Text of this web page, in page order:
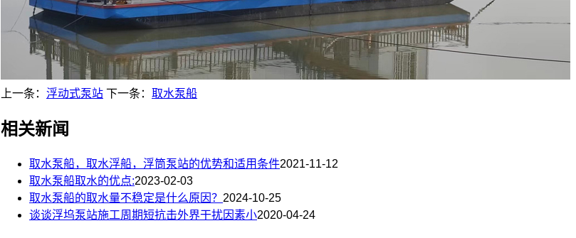
上一条： 浮动式泵站 下一条： 取水泵船
相关新闻
取水泵船，取水浮船，浮筒泵站的优势和适用条件2021-11-12
取水泵船取水的优点:2023-02-03
取水泵船的取水量不稳定是什么原因？ 2024-10-25
谈谈浮坞泵站施工周期短抗击外界干扰因素小2020-04-24